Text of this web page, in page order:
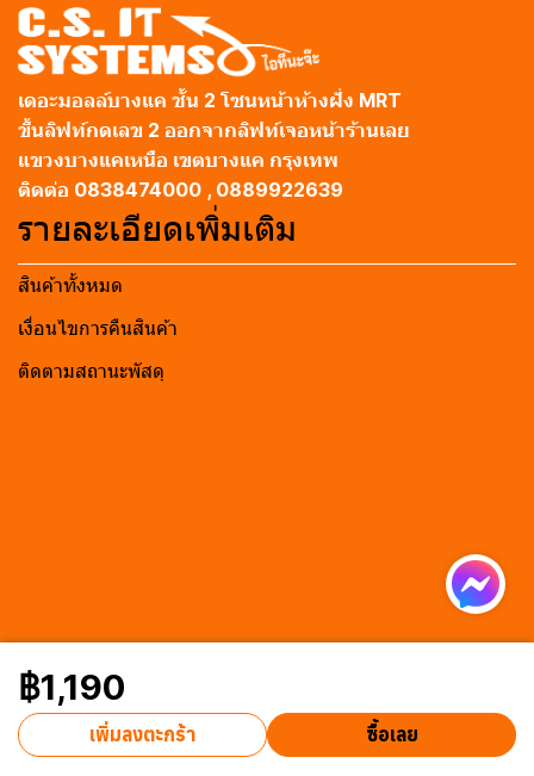
฿1,190
เพิ่มลงตะกร้า ซื้อเลย
เดอะมอลล์บางแค ชั้น 2 โซนหน้าห้างฝั่ง MRT
ขึ้นลิฟท์กดเลข 2 ออกจากลิฟท์เจอหน้าร้านเลย
แขวงบางแคเหนือ เขตบางแค กรุงเทพ
ติดต่อ 0838474000 , 0889922639
รายละเอียดเพิ่มเติม
สินค้าทั้งหมด
เงื่อนไขการคืนสินค้า
ติดตามสถานะพัสดุ
Powered By MakeWebEasy